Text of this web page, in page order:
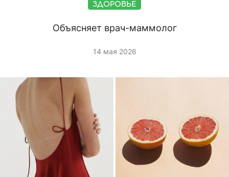
ЗДОРОВЬЕ
Объясняет врач-маммолог
14 мая 2026